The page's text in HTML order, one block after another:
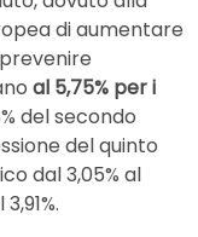
di aumentare
al 5,75% per i
del secondo
del quinto
dal 3,05% al